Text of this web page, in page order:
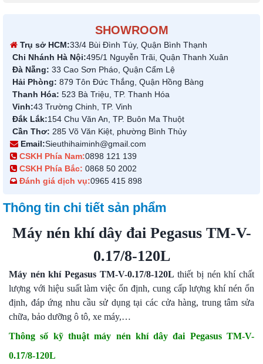
SHOWROOM
Trụ sở HCM:33/4 Bùi Đình Túy, Quận Bình Thạnh
Chi Nhánh Hà Nội:495/1 Nguyễn Trãi, Quận Thanh Xuân
Đà Nẵng: 33 Cao Sơn Pháo, Quận Cẩm Lệ
Hải Phòng: 879 Tôn Đức Thắng, Quận Hồng Bàng
Thanh Hóa: 523 Bà Triệu, TP. Thanh Hóa
Vinh:43 Trường Chinh, TP. Vinh
Đắk Lắk:154 Chu Văn An, TP. Buôn Ma Thuột
Cần Thơ: 285 Võ Văn Kiệt, phường Bình Thủy
Email:Sieuthihaiminh@gmail.com
CSKH Phía Nam:0898 121 139
CSKH Phía Bắc: 0868 50 2002
Đánh giá dịch vụ:0965 415 898
Thông tin chi tiết sản phẩm
Máy nén khí dây đai Pegasus TM-V-
0.17/8-120L
Máy nén khí Pegasus TM-V-0.17/8-120L thiết bị nén khí chất
lượng với hiệu suất làm việc ổn định, cung cấp lượng khí nén ổn
định, đáp ứng nhu cầu sử dụng tại các cửa hàng, trung tâm sửa
chữa, bảo dưỡng ô tô, xe máy,…
Thông số kỹ thuật máy nén khí dây đai Pegasus TM-V-
0.17/8-120L